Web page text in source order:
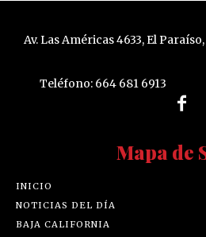
Av. Las Américas 4633, El Paraíso,
Teléfono: 664 681 6913
Mapa de
INICIO
NOTICIAS DEL DÍA
BAJA CALIFORNIA